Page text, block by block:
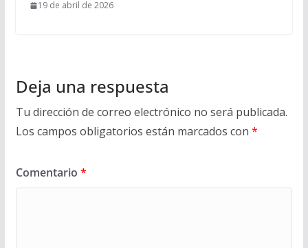
19 de abril de 2026
Deja una respuesta
Tu dirección de correo electrónico no será publicada.
Los campos obligatorios están marcados con *
Comentario *